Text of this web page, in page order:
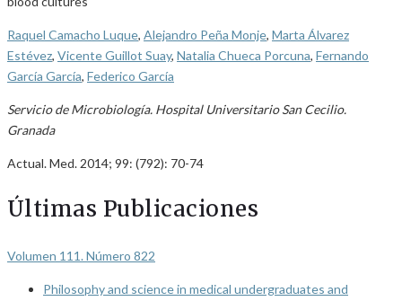
Raquel Camacho Luque, Alejandro Peña Monje, Marta Álvarez
Estévez, Vicente Guillot Suay, Natalia Chueca Porcuna, Fernando
García García, Federico García
Servicio de Microbiología. Hospital Universitario San Cecilio.
Granada
Actual. Med. 2014; 99: (792): 70-74
Últimas Publicaciones
Volumen 111. Número 822
Philosophy and science in medical undergraduates and